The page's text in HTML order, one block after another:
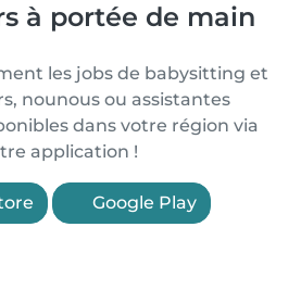
à portée de main
les jobs de babysitting et
nounous ou assistantes
dans votre région via
application !
Google Play